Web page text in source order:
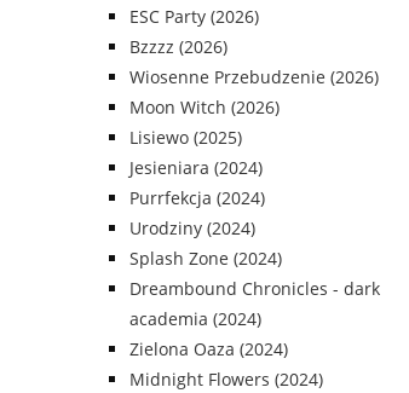
ESC Party (2026)
Bzzzz (2026)
Wiosenne Przebudzenie (2026)
Moon Witch (2026)
Lisiewo (2025)
Jesieniara (2024)
Purrfekcja (2024)
Urodziny (2024)
Splash Zone (2024)
Dreambound Chronicles - dark
academia (2024)
Zielona Oaza (2024)
Midnight Flowers (2024)